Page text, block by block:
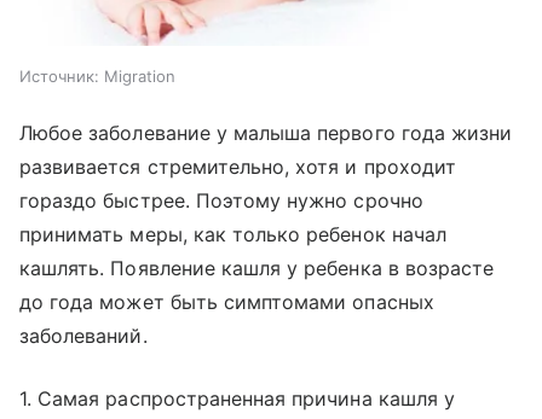
Источник: Migration
Любое заболевание у малыша первого года жизни
развивается стремительно, хотя и проходит
гораздо быстрее. Поэтому нужно срочно
принимать меры, как только ребенок начал
кашлять. Появление кашля у ребенка в возрасте
до года может быть симптомами опасных
заболеваний.
1. Самая распространенная причина кашля у